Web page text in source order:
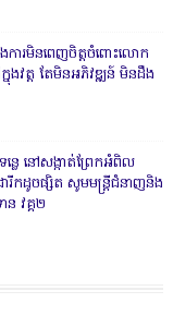
ែងការមិនពេញចិត្តចំពោះលោក
នុងវត្ត តែមិនអភិវឌ្ឍន៍ មិនដឹង
លេ នៅសង្កាត់ព្រែកអំពិល
រីកដូចផ្សិត សូមមន្ត្រីជំនាញនិង
វគ្គ២